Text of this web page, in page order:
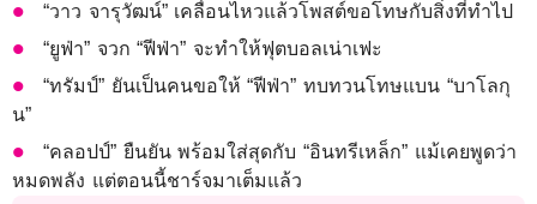
“วาว จารุวัฒน์” เคลื่อนไหวแล้วโพสต์ขอโทษกับสิ่งที่ทำไป
“ยูฟ่า” จวก “ฟีฟ่า” จะทำให้ฟุตบอลเน่าเฟะ
“ทรัมป์” ยันเป็นคนขอให้ “ฟีฟ่า” ทบทวนโทษแบน “บาโลกุ
น”
“คลอปป์” ยืนยัน พร้อมใส่สุดกับ “อินทรีเหล็ก” แม้เคยพูดว่า
หมดพลัง แต่ตอนนี้ชาร์จมาเต็มแล้ว